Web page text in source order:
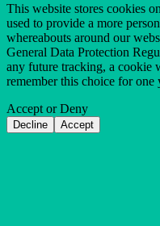
This website stores cookies
used to provide a more
whereabouts around our
General Data Protection
any future tracking, a cookie
remember this choice for one
Accept or Deny
Decline Accept